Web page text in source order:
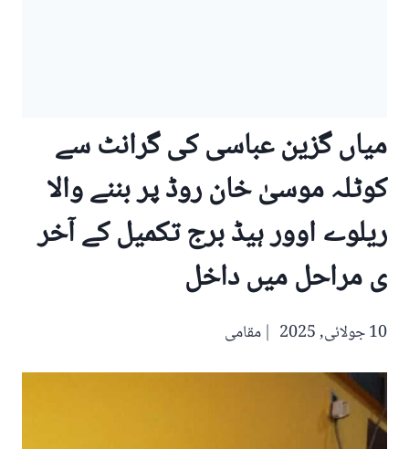
میاں گزین عباسی کی گرانٹ سے
کوٹلہ موسیٰ خان روڈ پر بننے والا
ریلوے اوور ہیڈ برج تکمیل کے آخر
ی مراحل میں داخل
10 جولائی, 2025 مقامی